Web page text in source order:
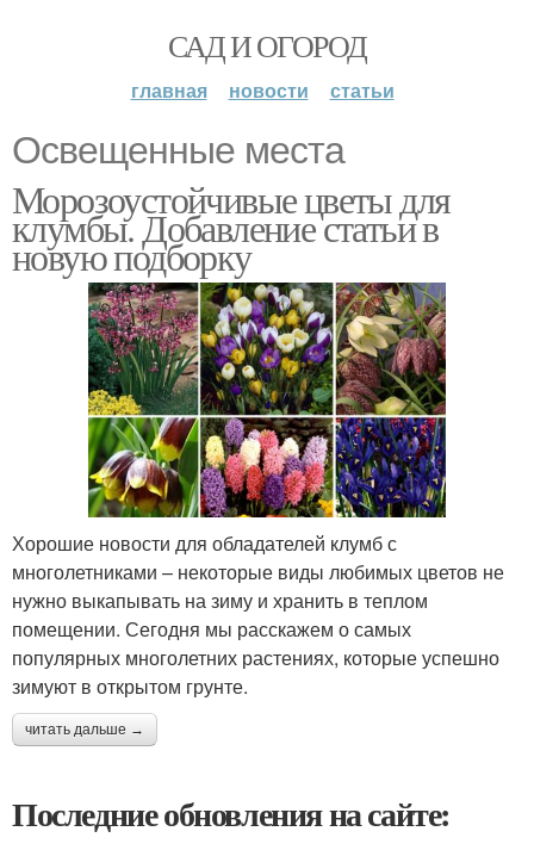
САД И ОГОРОД
главная новости статьи
Освещенные места
Морозоустойчивые цветы для
клумбы. Добавление статьи в
новую подборку
Хорошие новости для обладателей клумб с
многолетниками – некоторые виды любимых цветов не
нужно выкапывать на зиму и хранить в теплом
помещении. Сегодня мы расскажем о самых
популярных многолетних растениях, которые успешно
зимуют в открытом грунте.
читать дальше →
Последние обновления на сайте: